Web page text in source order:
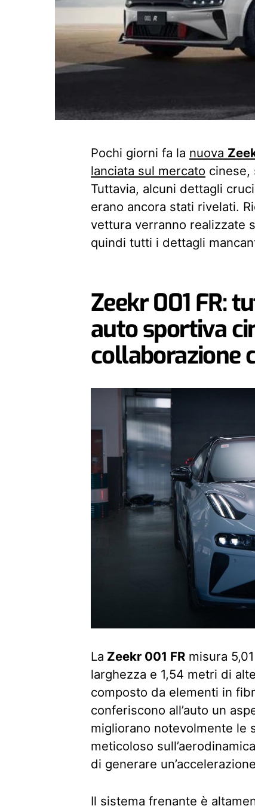
Pochi giorni fa la nuova
lanciata sul mercato cinese,
Tuttavia, alcuni dettagli
erano ancora stati rivelati.
vettura verranno realizzate
quindi tutti i dettagli
Zeekr 001 FR:
auto sportiva
collaborazione
La Zeekr 001 FR misura
larghezza e 1,54 metri di
composto da elementi in
conferiscono all’auto un
migliorano notevolmente le
meticoloso
di generare
Il sistema frenante è